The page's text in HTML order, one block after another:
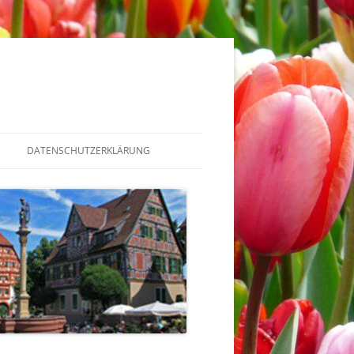
JAHR 2019 SOMMERTAGSZUG_2019
OSTEREIERSUCHE_2018
DATENSCHUTZERKLÄRUNG